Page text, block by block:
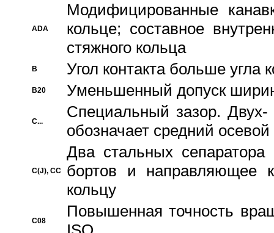
ADA
Модифицированные
кольце; составное
стяжного кольца
B Угол контакта больше угла
B20 Уменьшенный допуск
C...
Специальный зазор.
обозначает средний
C(J), CC
Два стальных сепаратора
бортов и направляющее
кольцу
C08
Повышенная точность